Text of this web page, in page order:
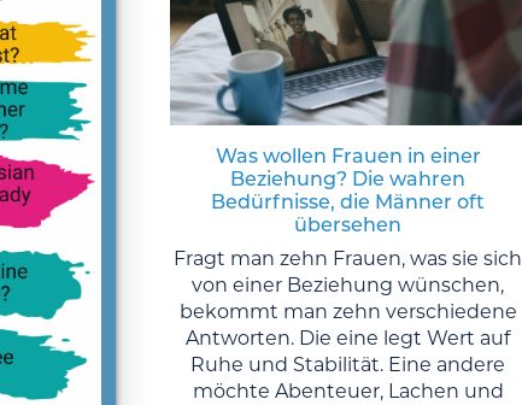
Was wollen Frauen in einer
Beziehung? Die wahren
Bedürfnisse, die Männer oft
übersehen
Fragt man zehn Frauen, was sie sich
von einer Beziehung wünschen,
bekommt man zehn verschiedene
Antworten. Die eine legt Wert auf
Ruhe und Stabilität. Eine andere
möchte Abenteuer, Lachen und